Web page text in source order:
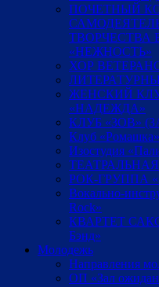
ПОЧЕТНЫЙ
ТВОРЧЕСТВА
«НЕЖНОСТЬ»
ХОР
ЖЕНСКИЙ
«НАДЕЖДА»
КЛУБ «ЗОВ»
Клуб «Ромашка»
Изостудия
РОК-ГРУППА
Вокально-
Rock»
КВАРТЕТ
Бэнд»
Молодежь
Направления
ОП «Зал